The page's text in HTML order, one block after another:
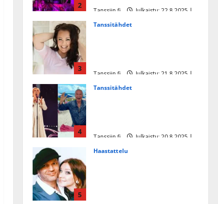
2
Tanssiin.fi
Julkaistu: 22.8.2025 |
3
Tanssitähdet
Tanssiin.fi
Julkaistu: 21.8.2025 |
4
Tanssitähdet
Tanssiin.fi
Julkaistu: 20.8.2025 |
5
Haastattelu